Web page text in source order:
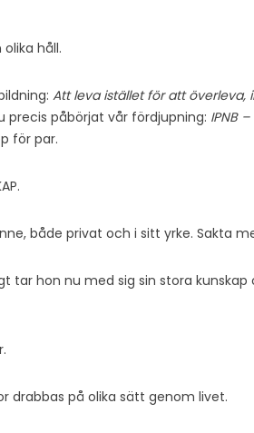
håll.
Att leva istället för att överleva,
precis påbörjat vår fördjupning: IPNB
för par.
både privat och i sitt yrke. Sakta
tar hon nu med sig sin stora
drabbas på olika sätt genom livet.